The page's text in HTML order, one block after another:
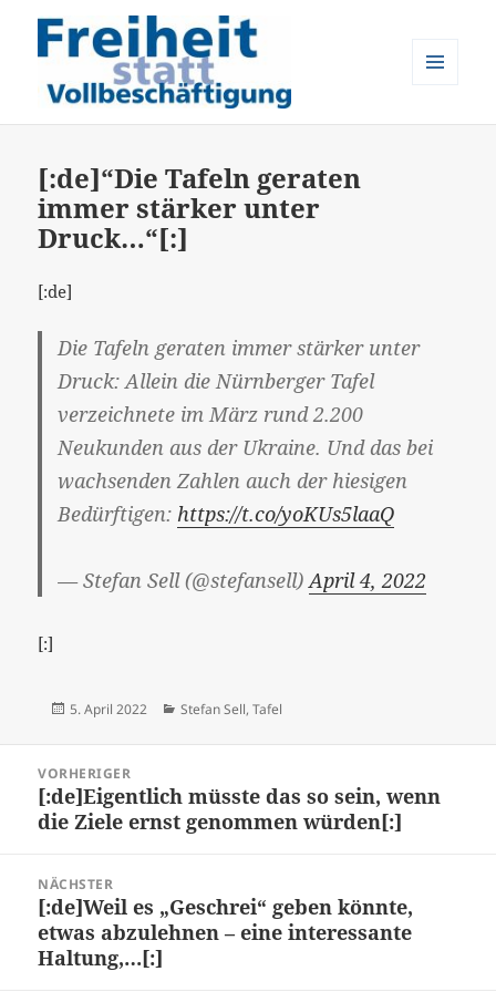
[:de]“Die Tafeln geraten
immer stärker unter
Druck…“[:]
[:de]
Die Tafeln geraten immer stärker unter
Druck: Allein die Nürnberger Tafel
verzeichnete im März rund 2.200
Neukunden aus der Ukraine. Und das bei
wachsenden Zahlen auch der hiesigen
Bedürftigen: https://t.co/yoKUs5laaQ
— Stefan Sell (@stefansell)April 4, 2022
[:]
Veröffentlicht
5. April 2022 Kategorien
Stefan Sell, Tafel
VORHERIGER
Vorheriger
Beitrag:
[:de]Eigentlich müsste das so sein, wenn
die Ziele ernst genommen würden[:]
NÄCHSTER
Nächster
Beitrag:
[:de]Weil es „Geschrei“ geben könnte,
etwas abzulehnen – eine interessante
Haltung,…[:]